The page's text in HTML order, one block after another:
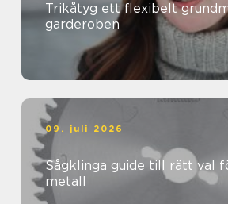
Trikåtyg ett flexibelt grundmaterial i
garderoben
09. juli 2026
Sågklinga guide till rätt val för trä och
metall